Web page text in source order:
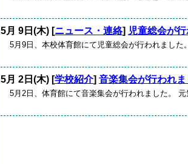
5月 9日(木) [ニュース・連絡] 児童総会が
5月9日、本校体育館にて児童総会が行われました
5月 2日(木) [学校紹介] 音楽集会が行われま
5月2日、体育館にて音楽集会が行われました。